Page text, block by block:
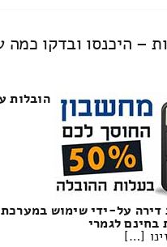
– היכנסו ובדקו כמה
דירה על-ידי שימוש
בחינם לגמרי
[…]